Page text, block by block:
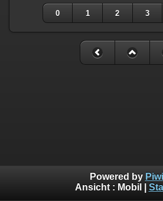
0 1 2 3
Powered by
Ansicht : Mobil